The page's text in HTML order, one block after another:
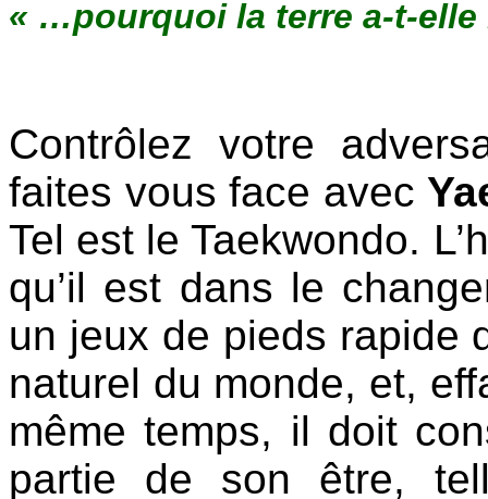
« …pourquoi la terre a-t-elle
Contrôlez votre
faites vous face avec
Tel est le Taekwondo.
qu’il est dans le
un jeux de pieds rapide
naturel du monde, et,
même temps, il doit
partie de son être,